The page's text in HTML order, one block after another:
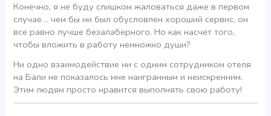
Конечно, я не буду слишком жаловаться даже в первом
случае… чем бы ни был обусловлен хороший сервис, он
все равно лучше безалаберного. Но как насчет того,
чтобы вложить в работу немножко души?
Ни одно взаимодействие ни с одним сотрудником отеля
на Бали не показалось мне наигранным и неискренним.
Этим людям просто нравится выполнять свою работу!